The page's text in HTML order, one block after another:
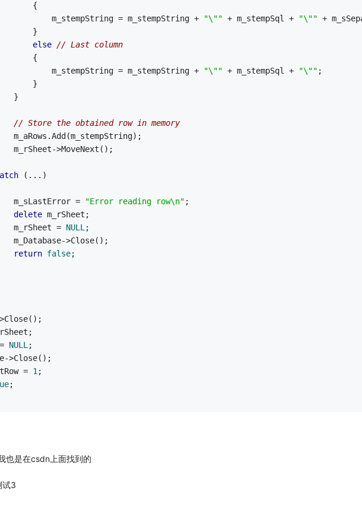
						{
							m_stempString = m_stempString +
"\"" + m_stempSql + "\"" +
						}
else // Last column
							m_stempString = m_stempString +
"\"" + m_stempSql + "\"" ;
						}
					}
// Store the obtained row in memory
					m_aRows.Add(m_stempString);
					m_rSheet->MoveNext();
(...)
					m_sLastError =
"Error reading row\n" ;
delete m_rSheet;
					m_rSheet =
NULL ;
					m_Database->Close();
return false;
>Close();
NULL ;
>Close();
=
1 ;
;
也是在csdn上面找到的
试3